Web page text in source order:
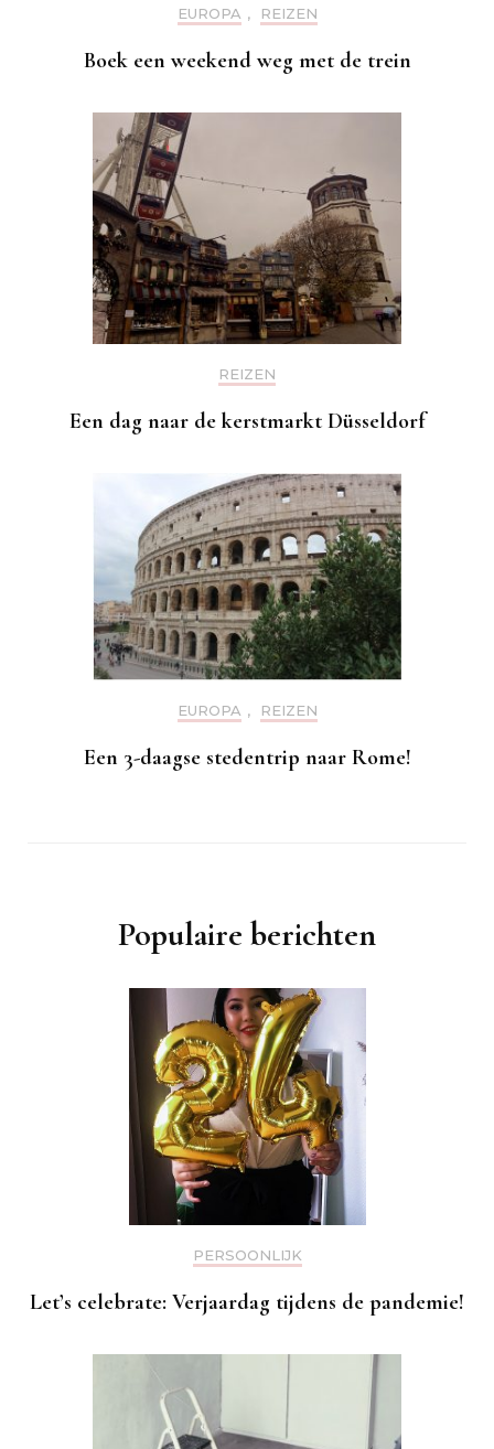
EUROPA , REIZEN
Boek een weekend weg met de trein
REIZEN
Een dag naar de kerstmarkt Düsseldorf
EUROPA , REIZEN
Een 3-daagse stedentrip naar Rome!
Populaire berichten
PERSOONLIJK
Let’s celebrate: Verjaardag tijdens de pandemie!